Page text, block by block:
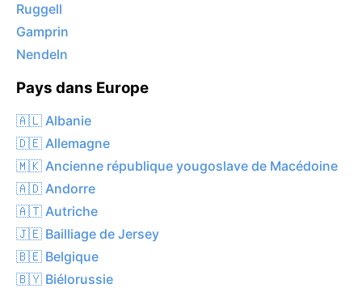
Ruggell
Gamprin
Nendeln
Pays dans Europe
🇦🇱 Albanie
🇩🇪 Allemagne
🇲🇰 Ancienne république yougoslave de Macédoine
🇦🇩 Andorre
🇦🇹 Autriche
🇯🇪 Bailliage de Jersey
🇧🇪 Belgique
🇧🇾 Biélorussie